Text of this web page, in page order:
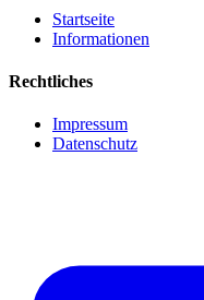
Startseite
Informationen
Rechtliches
Impressum
Datenschutz